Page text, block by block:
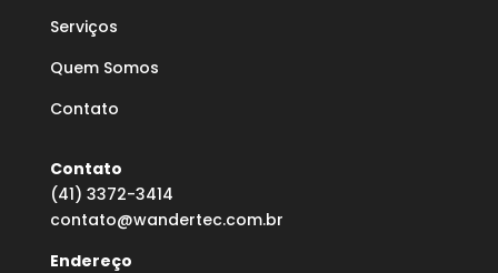
Serviços
Quem Somos
Contato
Contato
(41) 3372-3414
contato@wandertec.com.br
Endereço